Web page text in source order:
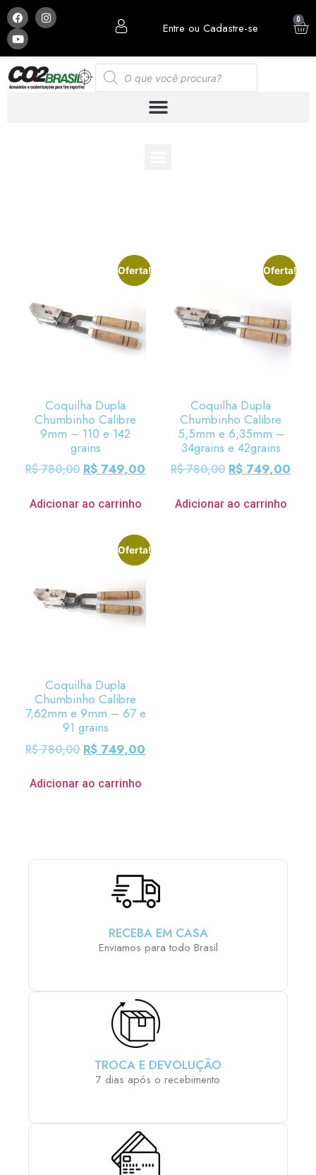
Entre ou Cadastre-se
0
Oferta!
Coquilha Dupla
Chumbinho Calibre
9mm – 110 e 142
grains
R$780,00 R$ 749,00
Adicionar ao carrinho
Oferta!
Coquilha Dupla
Chumbinho Calibre
5,5mm e 6,35mm –
34grains e 42grains
R$780,00 R$ 749,00
Adicionar ao carrinho
Oferta!
Coquilha Dupla
Chumbinho Calibre
7,62mm e 9mm – 67 e
91 grains
R$780,00 R$ 749,00
Adicionar ao carrinho
RECEBA EM CASA
Enviamos para todo Brasil
TROCA E DEVOLUÇÃO
7 dias após o recebimento